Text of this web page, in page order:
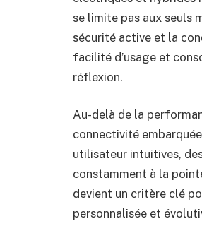
se limite pas aux seuls
sécurité active et la
facilité d’usage et
réflexion.
Au-delà de la
connectivité
utilisateur intuitives,
constamment à la
devient un critère clé
personnalisée et